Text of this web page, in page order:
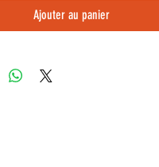
Ajouter au panier